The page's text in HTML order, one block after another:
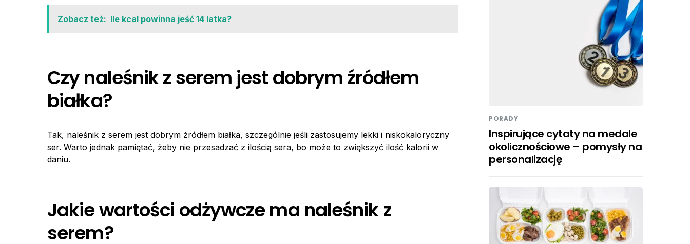
Zobacz też: Ile kcal powinna jeść 14 latka?
Czy naleśnik z serem jest dobrym źródłem
białka?
Tak, naleśnik z serem jest dobrym źródłem białka, szczególnie jeśli zastosujemy lekki i niskokaloryczny
ser. Warto jednak pamiętać, żeby nie przesadzać z ilością sera, bo może to zwiększyć ilość kalorii w
daniu.
Jakie wartości odżywcze ma naleśnik z
serem?
PORADY
Inspirujące cytaty na medale
okolicznościowe – pomysły na
personalizację